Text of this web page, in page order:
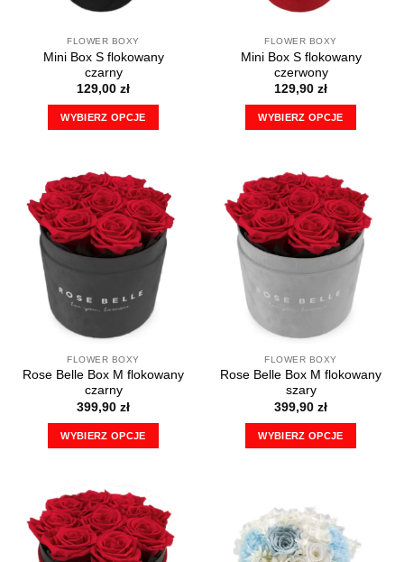
produktu produktu
FLOWER BOXY
Mini Box S flokowany
czarny
129,00 zł
WYBIERZ OPCJE
ma
wiele
wariantów.
Opcje
można
stronie
produktu
FLOWER BOXY
Mini Box S flokowany
czerwony
129,90 zł
WYBIERZ OPCJE
ma
wiele
wariantów.
Opcje
można
produktu
FLOWER BOXY
Rose Belle Box M flokowany
czarny
399,90 zł
WYBIERZ OPCJE
ma
wiele
wariantów.
Opcje
FLOWER BOXY
Rose Belle Box M flokowany
szary
399,90 zł
WYBIERZ OPCJE
wiele
wariantów.
Opcje